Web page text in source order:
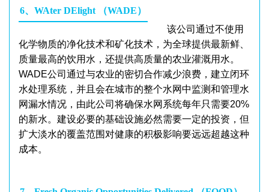
6、WAter DElight （WADE）
该公司通过不使用
化学物质的净化技术和矿化技术，为全球提供最新鲜、
质量最高的饮用水，还提供高质量的农业灌溉用水。
WADE公司通过与农业的密切合作减少浪费，建立闭环
水处理系统，并且会在城市的整个水网中监测和管理水
网漏水情况，由此公司将确保水网系统每年只需要20%
的新水。建设必要的基础设施必然需要一定的投资，但
扩大淡水的覆盖范围对健康的积极影响要远远超越这种
成本。